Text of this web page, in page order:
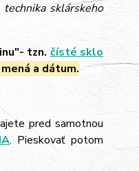
sklárskeho
tzn. čísté sklo
a dátum.
pred samotnou
. Pieskovať potom